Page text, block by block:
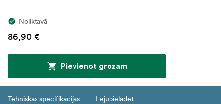
Noliktavā
86,90 €
Pievienot grozam
Tehniskās specifikācijas Lejupielādēt